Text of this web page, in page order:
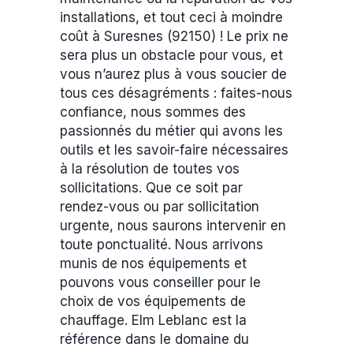
installations, et tout ceci à moindre
coût à Suresnes (92150) ! Le prix ne
sera plus un obstacle pour vous, et
vous n’aurez plus à vous soucier de
tous ces désagréments : faites-nous
confiance, nous sommes des
passionnés du métier qui avons les
outils et les savoir-faire nécessaires
à la résolution de toutes vos
sollicitations. Que ce soit par
rendez-vous ou par sollicitation
urgente, nous saurons intervenir en
toute ponctualité. Nous arrivons
munis de nos équipements et
pouvons vous conseiller pour le
choix de vos équipements de
chauffage. Elm Leblanc est la
référence dans le domaine du